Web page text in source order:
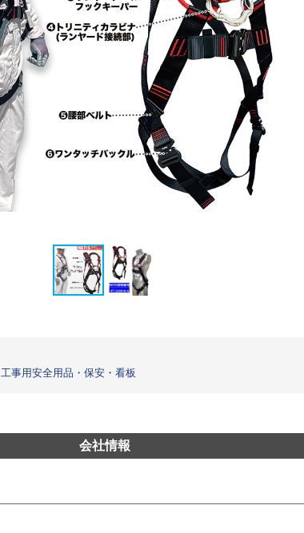
工事用安全用品・保安・看板
会社情報